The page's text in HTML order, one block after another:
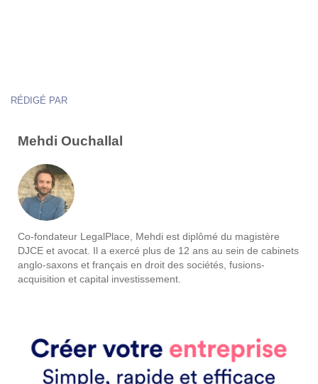
RÉDIGÉ PAR
Mehdi Ouchallal
Co-fondateur LegalPlace, Mehdi est diplômé du magistère
DJCE et avocat. Il a exercé plus de 12 ans au sein de cabinets
anglo-saxons et français en droit des sociétés, fusions-
acquisition et capital investissement.